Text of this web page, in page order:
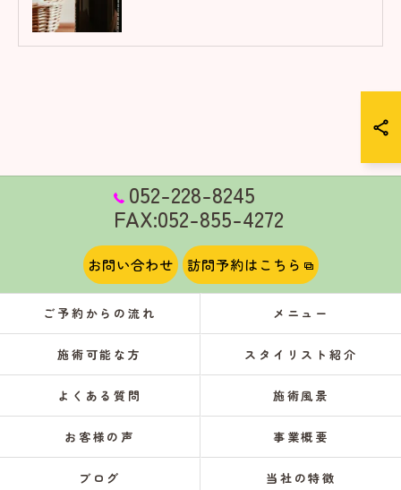
052-228-8245
FAX:052-855-4272
お問い合わせ 訪問予約はこちら
ご予約からの流れ メニュー
施術可能な方 スタイリスト紹介
よくある質問 施術風景
お客様の声 事業概要
ブログ 当社の特徴